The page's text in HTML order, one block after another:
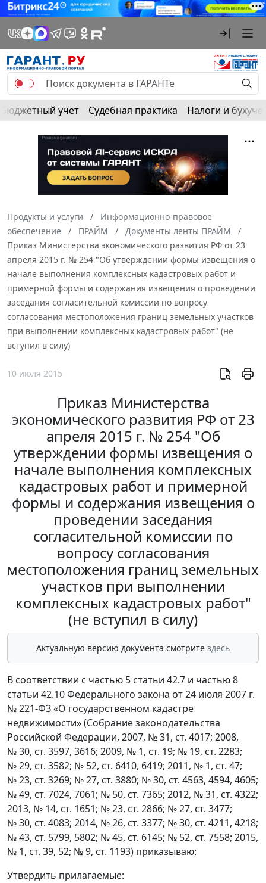
Бюджетный учет Судебная практика Налоги и
Продукты и услуги
Информационно-правовое
обеспечение
ПРАЙМ
Документы ленты ПРАЙМ
Приказ Министерства экономического развития РФ от 23
апреля 2015 г. № 254 "Об утверждении формы извещения о
начале выполнения комплексных кадастровых работ и
примерной формы и содержания извещения о проведении
заседания согласительной комиссии по вопросу
согласования местоположения границ земельных участков
при выполнении комплексных кадастровых работ" (не
вступил в силу)
10 июля 2015
Приказ Министерства
экономического развития РФ от 23
апреля 2015 г. № 254 "Об
утверждении формы извещения о
начале выполнения комплексных
кадастровых работ и примерной
формы и содержания извещения о
проведении заседания
согласительной комиссии по
вопросу согласования
местоположения границ земельных
участков при выполнении
комплексных кадастровых работ"
(не вступил в силу)
Актуальную версию документа смотрите здесь
В соответствии с частью 5 статьи 42.7 и частью 8
статьи 42.10 Федерального закона от 24 июля 2007 г.
№ 221-ФЗ «О государственном кадастре
недвижимости» (Собрание законодательства
Российской Федерации, 2007, № 31, ст. 4017; 2008,
№ 30, ст. 3597, 3616; 2009, № 1, ст. 19; № 19, ст. 2283;
№ 29, ст. 3582; № 52, ст. 6410, 6419; 2011, № 1, ст. 47;
№ 23, ст. 3269; № 27, ст. 3880; № 30, ст. 4563, 4594, 4605;
№ 49, ст. 7024, 7061; № 50, ст. 7365; 2012, № 31, ст. 4322;
2013, № 14, ст. 1651; № 23, ст. 2866; № 27, ст. 3477;
№ 30, ст. 4083; 2014, № 26, ст. 3377; № 30, ст. 4211, 4218;
№ 43, ст. 5799, 5802; № 45, ст. 6145; № 52, ст. 7558; 2015,
№ 1, ст. 39, 52; № 9, ст. 1193) приказываю:
Утвердить прилагаемые: